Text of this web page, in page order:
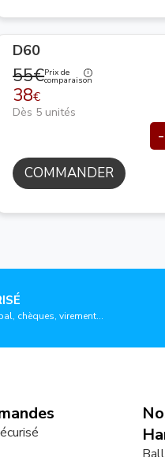
D60
55€Prix de
comparaison
38€
Dès 5 unités
COMMANDER
chèques, virement...